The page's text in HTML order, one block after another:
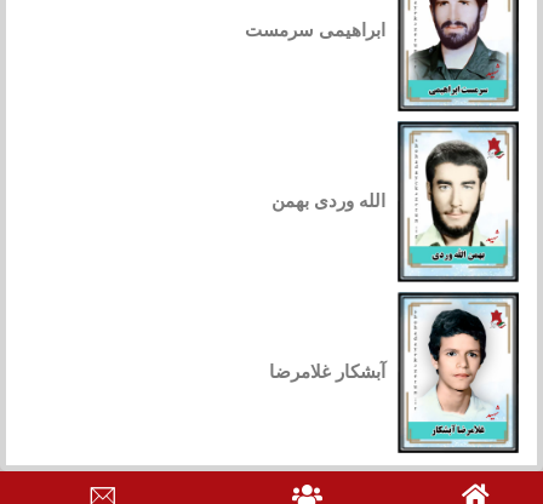
ابراهیمی سرمست
الله وردی بهمن
آبشکار غلامرضا